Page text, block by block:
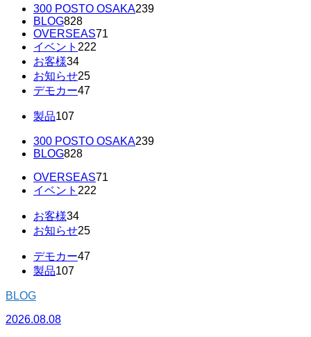
300 POSTO OSAKA239
BLOG828
OVERSEAS71
イベント 222
お客様34
お知らせ25
デモカー47
製品107
300 POSTO OSAKA239
BLOG828
OVERSEAS71
イベント 222
お客様34
お知らせ25
デモカー47
製品107
BLOG
2026.08.08